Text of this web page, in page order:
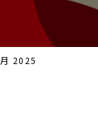
2025